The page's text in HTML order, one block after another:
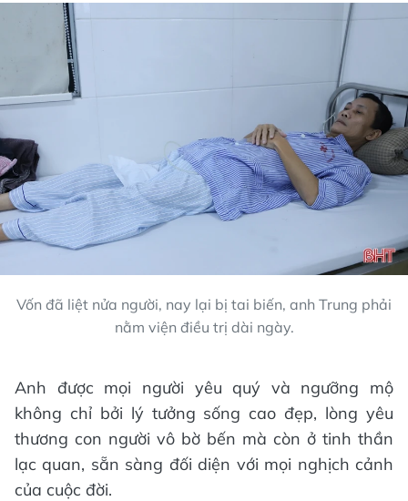
Vốn đã liệt nửa người, nay lại bị tai biến, anh Trung phải
nằm viện điều trị dài ngày.
Anh được mọi người yêu quý và ngưỡng mộ
không chỉ bởi lý tưởng sống cao đẹp, lòng yêu
thương con người vô bờ bến mà còn ở tinh thần
lạc quan, sẵn sàng đối diện với mọi nghịch cảnh
của cuộc đời.